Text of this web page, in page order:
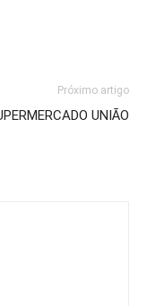
Próximo artigo
UNIÃO